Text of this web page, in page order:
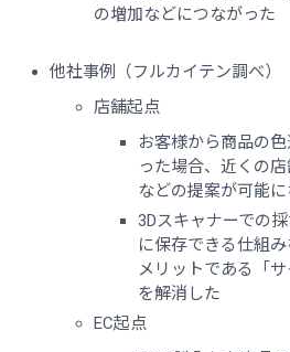
の増加などにつながった
他社事例（フルカイテン調べ）
店舗起点
お客様から商品の
った場合、近くの
などの提案が可能に
3Dスキャナーでの
に保存できる仕組
メリットである「サ
を解消した
EC起点